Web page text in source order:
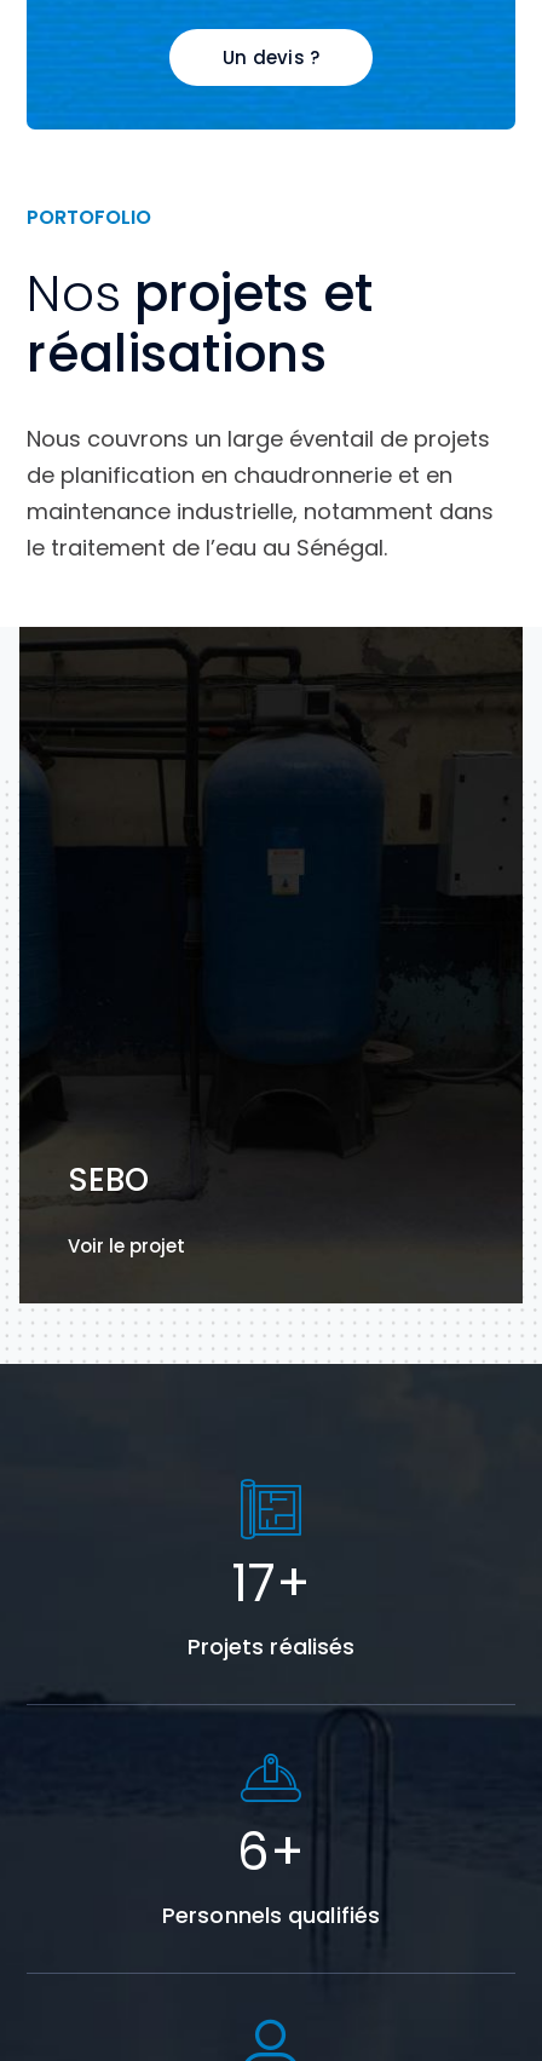
Un devis ?
PORTOFOLIO
Nos projets et
réalisations
Nous couvrons un large éventail de projets
de planification en chaudronnerie et en
maintenance industrielle, notamment dans
le traitement de l’eau au Sénégal.
SEBO
Voir le projet
23+
Projets réalisés
8+
Personnels qualifiés